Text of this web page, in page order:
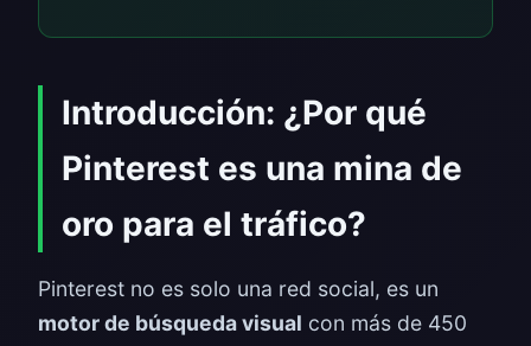
Introducción: ¿Por qué
Pinterest es una mina de
oro para el tráfico?
Pinterest no es solo una red social, es un
motor de búsqueda visual con más de 450